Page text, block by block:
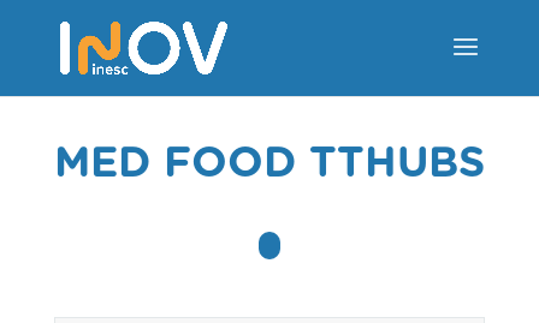
MED FOOD TTHUBS